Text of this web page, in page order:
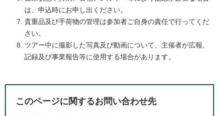
は、申込時にお申し出ください。
貴重品及び手荷物の管理は参加者ご自身の責任で行ってくだ
さい。
ツアー中に撮影した写真及び動画について、主催者が広報、
記録及び事業報告等に使用する場合があります。
このページに関するお問い合わせ先